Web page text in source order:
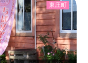
東庄町